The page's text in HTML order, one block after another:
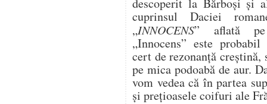
descoperit la Bărboşi şi
cuprinsul Daciei
„INNOCENS” aflată pe
„Innocens” este
cert de rezonanţă
pe mica podoabă de aur.
vom vedea că în partea
și prețioasele coifuri ale